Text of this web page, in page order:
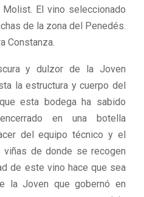
El vino seleccionado
de la zona del Penedés.
Constanza.
y dulzor de la Joven
la estructura y cuerpo del
esta bodega ha sabido
en una botella
del equipo técnico y el
de donde se recogen
de este vino hace que sea
la Joven que gobernó en